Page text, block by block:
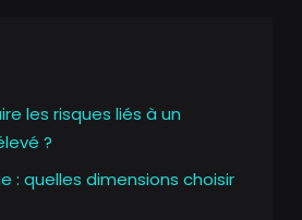
les risques liés à un
?
: quelles dimensions choisir